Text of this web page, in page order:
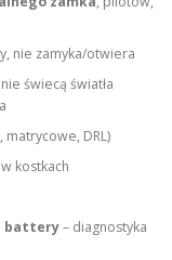
nie zamyka/otwiera
świecą światła
matrycowe, DRL)
kostkach
battery– diagnostyka